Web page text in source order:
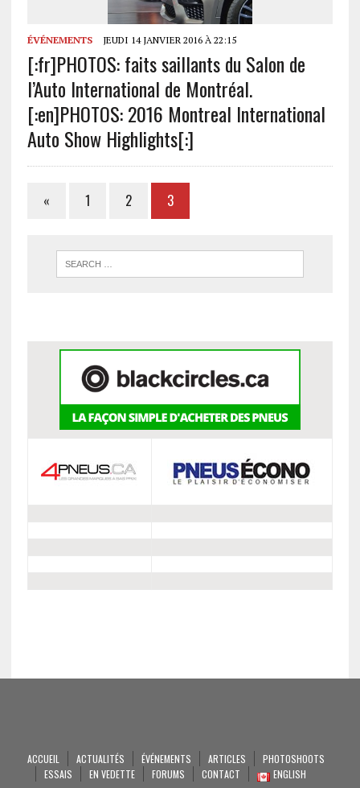
ÉVÉNEMENTS JEUDI 14 JANVIER 2016 À 22:15
[:fr]PHOTOS: faits saillants du Salon de
l’Auto International de Montréal.
[:en]PHOTOS: 2016 Montreal International
Auto Show Highlights[:]
« 1 2 3
ACCUEIL ACTUALITÉS ÉVÉNEMENTS ARTICLES
PHOTOSHOOTS
ESSAIS
EN VEDETTE FORUMS CONTACT ENGLISH